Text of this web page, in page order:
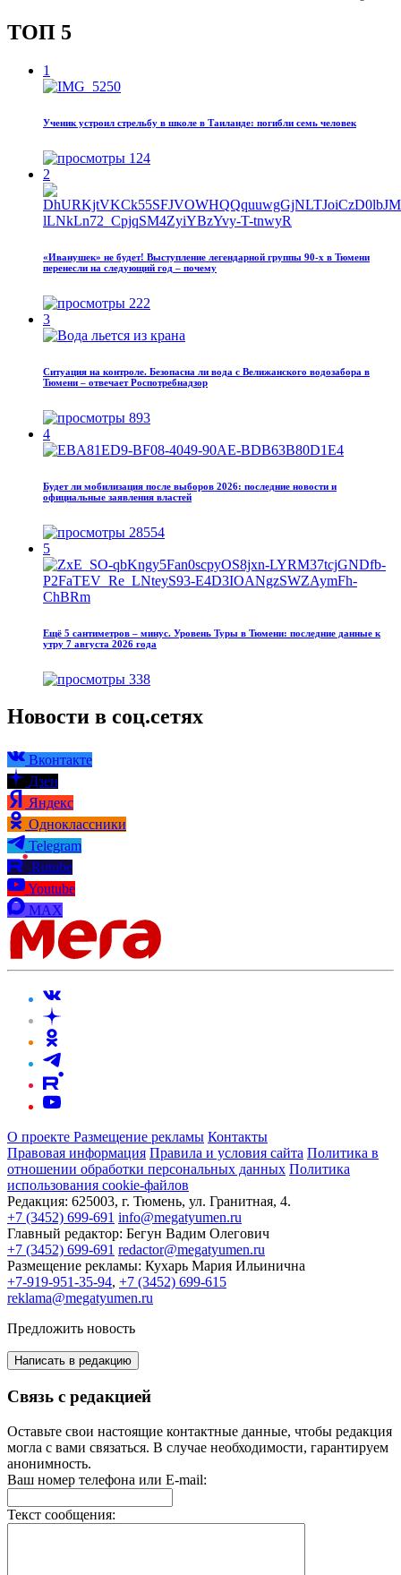
ТОП 5
1
Ученик устроил стрельбу в школе в Таиланде: погибли семь человек
124
2
«Иванушек» не будет! Выступление легендарной группы 90‑х в Тюмени
перенесли на следующий год – почему
222
3
Ситуация на контроле. Безопасна ли вода с Велижанского водозабора в
Тюмени – отвечает Роспотребнадзор
893
4
Будет ли мобилизация после выборов 2026: последние новости и
официальные заявления властей
28554
5
Ещё 5 сантиметров – минус. Уровень Туры в Тюмени: последние данные к
утру 7 августа 2026 года
338
Новости в соц.сетях
Вконтакте
Дзен
Яндекс
Одноклассники
Telegram
Rutube
Youtube
MAX
О проекте Размещение рекламы Контакты
Правовая информация Правила и условия сайта Политика в
отношении обработки персональных данных Политика
использования cookie-файлов
Редакция: 625003, г. Тюмень, ул. Гранитная, 4.
+7 (3452) 699-691 info@megatyumen.ru
Главный редактор: Бегун Вадим Олегович
+7 (3452) 699-691 redactor@megatyumen.ru
Размещение рекламы: Кухарь Мария Ильинична
+7-919-951-35-94, +7 (3452) 699-615
reklama@megatyumen.ru
Предложить новость
Написать в редакцию
Связь с редакцией
Оставьте свои настоящие контактные данные, чтобы редакция
могла с вами связаться. В случае необходимости, гарантируем
анонимность.
Ваш номер телефона или E-mail:
Текст сообщения: